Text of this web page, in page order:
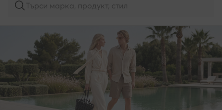
Търси марка, продукт, стил